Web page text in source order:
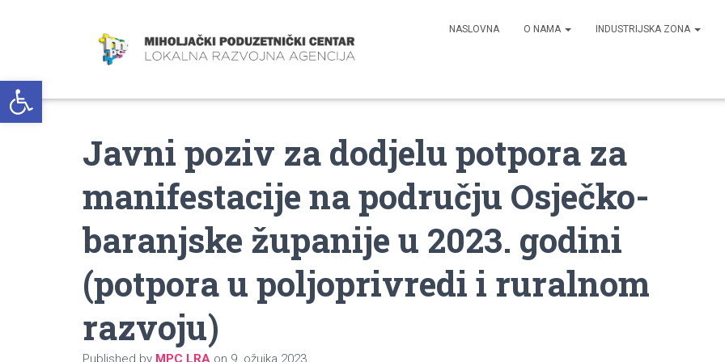
Open toolbar
NASLOVNA O NAMA INDUSTRIJSKA ZONA
Javni poziv za dodjelu potpora za
manifestacije na području Osječko-
baranjske županije u 2023. godini
(potpora u poljoprivredi i ruralnom
razvoju)
Published by MPC LRA on 9. ožujka 2023.